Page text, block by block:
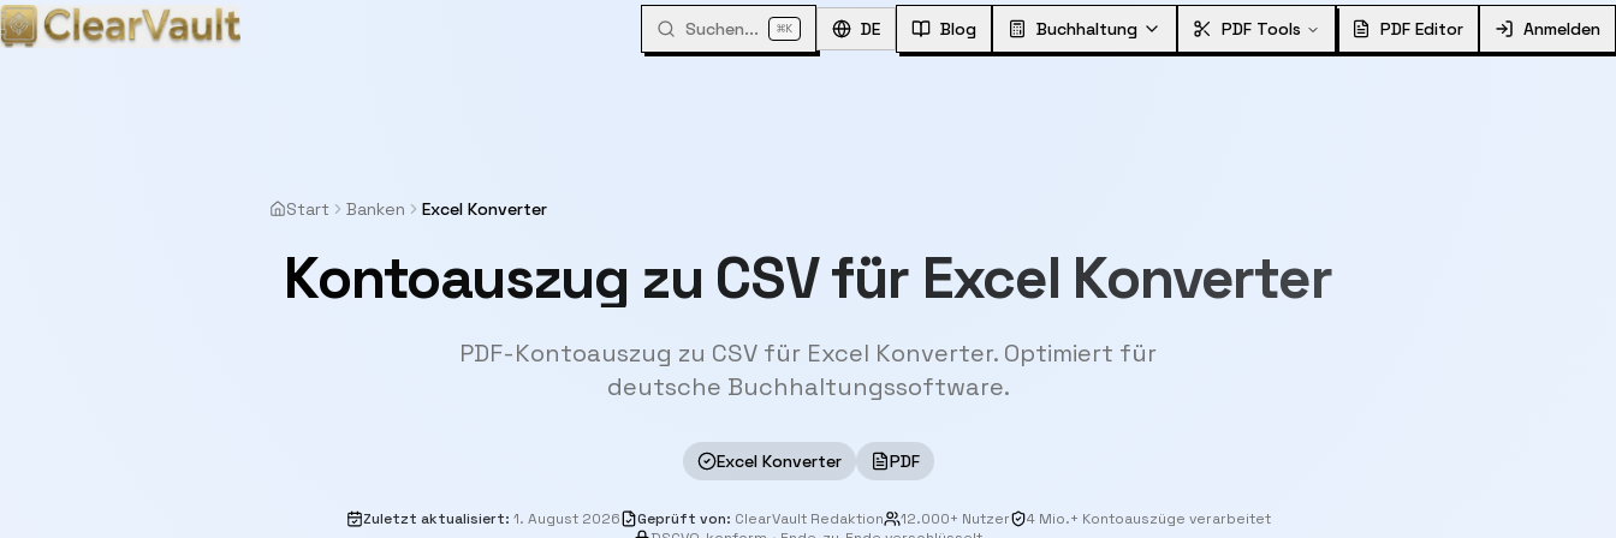
Suchen... ⌘K DE Blog Buchhaltung PDF Tools PDF Editor Anmelden
Start Banken Excel Konverter
Kontoauszug zu CSV für Excel Konverter
PDF-Kontoauszug zu CSV für Excel Konverter. Optimiert für
deutsche Buchhaltungssoftware.
Excel Konverter PDF
Zuletzt aktualisiert: 1. August 2026 Geprüft von: ClearVault Redaktion 12.000+ Nutzer
4 Mio.+ Kontoauszüge verarbeitet